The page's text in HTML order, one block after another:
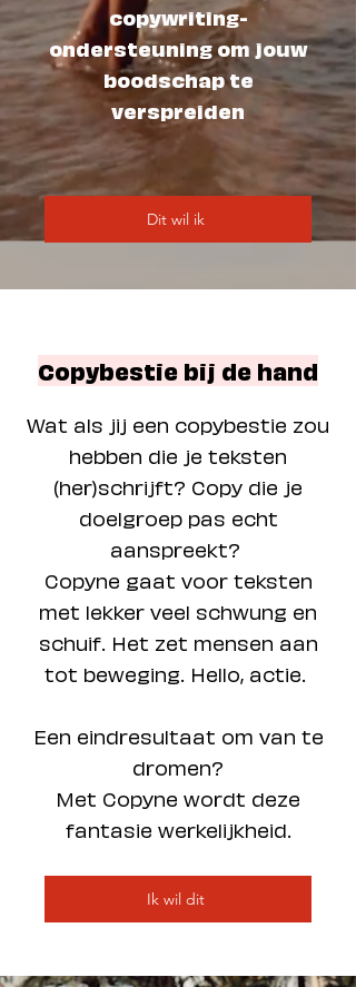
copywriting-
ondersteuning om jouw
boodschap te
verspreiden
Dit wil ik
Copybestie bij de hand
Wat als jij een copybestie zou
hebben die je teksten
(her)schrijft? Copy die je
doelgroep pas echt
aanspreekt?
Copyne gaat voor teksten
met lekker veel schwung en
schuif. Het zet mensen aan
tot beweging. Hello, actie.
Een eindresultaat om van te
dromen?
Met Copyne wordt deze
fantasie werkelijkheid.
Ik wil dit